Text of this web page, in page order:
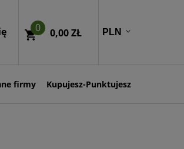
0 0,00 ZŁ
firmy Kupujesz-Punktujesz